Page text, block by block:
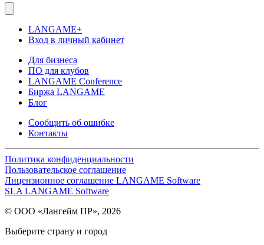
LANGAME+
Вход в личный кабинет
Для бизнеса
ПО для клубов
LANGAME Conference
Биржа LANGAME
Блог
Сообщить об ошибке
Контакты
Политика конфиденциальности
Пользовательское соглашение
Лицензионное соглашение LANGAME Software
SLA LANGAME Software
© ООО «Лангейм ПР», 2026
Выберите страну и город